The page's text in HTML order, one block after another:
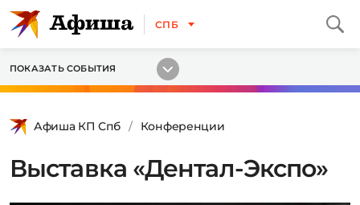
СПБ
ПОКАЗАТЬ СОБЫТИЯ
Афиша КП Спб Конференции
Выставка «Дентал-Экспо»